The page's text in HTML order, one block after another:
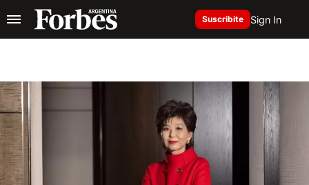
Suscribite Sign In